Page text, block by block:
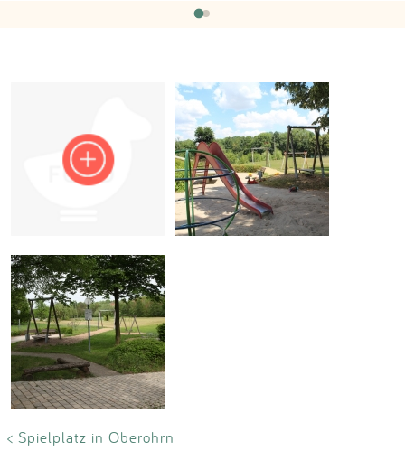
Kontakt
Impressum
Anmelden
< Spielplatz in Oberohrn